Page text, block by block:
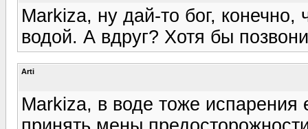
Markiza, ну дай-то бог,
водой. А вдруг? Хотя бы
Arti
Markiza, в воде тоже испарения